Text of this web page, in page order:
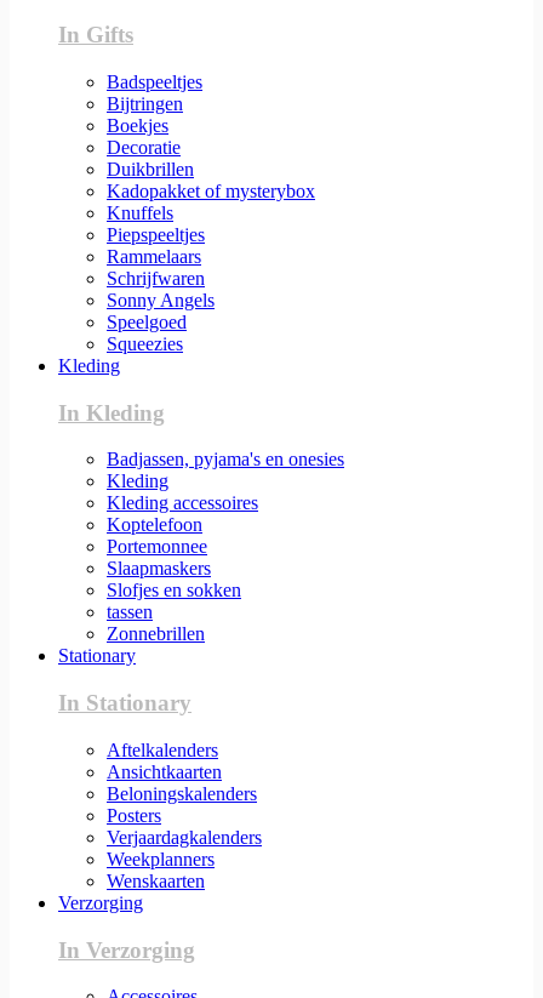
In Gifts
Badspeeltjes
Bijtringen
Boekjes
Decoratie
Duikbrillen
Kadopakket of mysterybox
Knuffels
Piepspeeltjes
Rammelaars
Schrijfwaren
Sonny Angels
Speelgoed
Squeezies
Kleding
In Kleding
Badjassen, pyjama's en onesies
Kleding
Kleding accessoires
Koptelefoon
Portemonnee
Slaapmaskers
Slofjes en sokken
tassen
Zonnebrillen
Stationary
In Stationary
Aftelkalenders
Ansichtkaarten
Beloningskalenders
Posters
Verjaardagkalenders
Weekplanners
Wenskaarten
Verzorging
In Verzorging